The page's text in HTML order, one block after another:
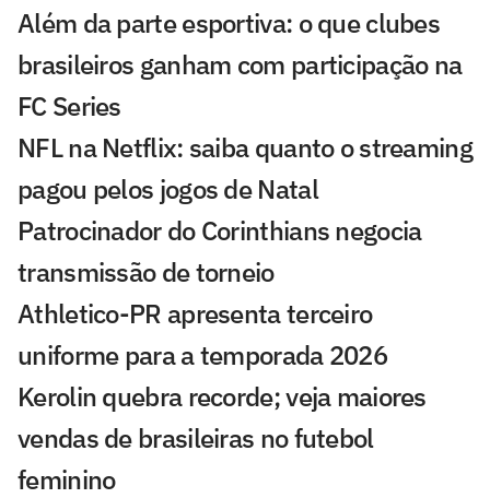
Além da parte esportiva: o que clubes
brasileiros ganham com participação na
FC Series
NFL na Netflix: saiba quanto o streaming
pagou pelos jogos de Natal
Patrocinador do Corinthians negocia
transmissão de torneio
Athletico-PR apresenta terceiro
uniforme para a temporada 2026
Kerolin quebra recorde; veja maiores
vendas de brasileiras no futebol
feminino